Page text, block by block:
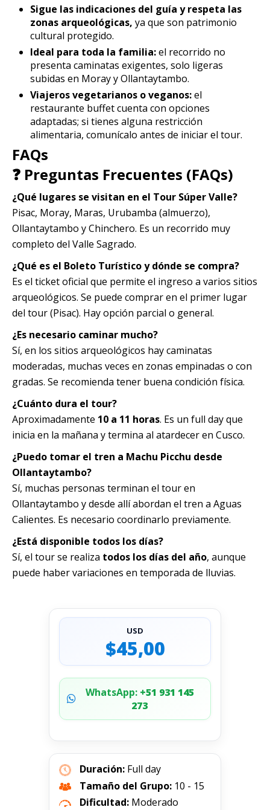
Sigue las indicaciones del guía y respeta las
zonas arqueológicas, ya que son patrimonio
cultural protegido.
Ideal para toda la familia:el recorrido no
presenta caminatas exigentes, solo ligeras
subidas en Moray y Ollantaytambo.
Viajeros vegetarianos o veganos:el
restaurante buffet cuenta con opciones
adaptadas; si tienes alguna restricción
alimentaria, comunícalo antes de iniciar el tour.
FAQs
❓ Preguntas Frecuentes (FAQs)
¿Qué lugares se visitan en el Tour Súper Valle?
Pisac, Moray, Maras, Urubamba (almuerzo),
Ollantaytambo y Chinchero. Es un recorrido muy
completo del Valle Sagrado.
¿Qué es el Boleto Turístico y dónde se compra?
Es el ticket oficial que permite el ingreso a varios sitios
arqueológicos. Se puede comprar en el primer lugar
del tour (Pisac). Hay opción parcial o general.
¿Es necesario caminar mucho?
Sí, en los sitios arqueológicos hay caminatas
moderadas, muchas veces en zonas empinadas o con
gradas. Se recomienda tener buena condición física.
¿Cuánto dura el tour?
Aproximadamente 10 a 11 horas. Es un full day que
inicia en la mañana y termina al atardecer en Cusco.
¿Puedo tomar el tren a Machu Picchu desde
Ollantaytambo?
Sí, muchas personas terminan el tour en
Ollantaytambo y desde allí abordan el tren a Aguas
Calientes. Es necesario coordinarlo previamente.
¿Está disponible todos los días?
Sí, el tour se realiza todos los días del año, aunque
puede haber variaciones en temporada de lluvias.
USD
$45,00
WhatsApp:+51 931 145
273
Duración: Full day
Tamaño del Grupo: 10 - 15
Dificultad: Moderado